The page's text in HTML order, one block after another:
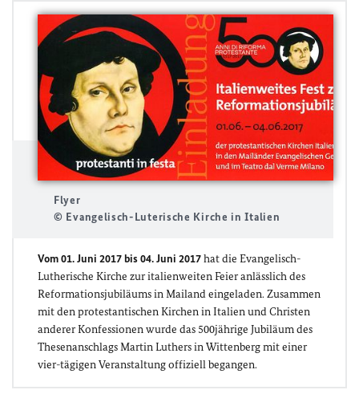
Flyer
© Evangelisch-Luterische Kirche in Italien
Vom 01. Juni 2017 bis 04. Juni 2017hat die Evangelisch-
Lutherische Kirche zur italienweiten Feier anlässlich des
Reformationsjubiläums in Mailand eingeladen. Zusammen
mit den protestantischen Kirchen in Italien und Christen
anderer Konfessionen wurde das 500jährige Jubiläum des
Thesenanschlags Martin Luthers in Wittenberg mit einer
vier-tägigen Veranstaltung offiziell begangen.